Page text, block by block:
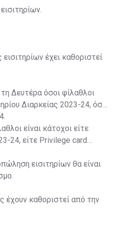
έχει καθοριστεί
Δευτέρα όσοι φίλαθλοι
Διαρκείας 2023-24, όσο
είναι κάτοχοι είτε
24, είτε Privilege card
εισιτηρίων θα είναι
έχουν καθοριστεί από την